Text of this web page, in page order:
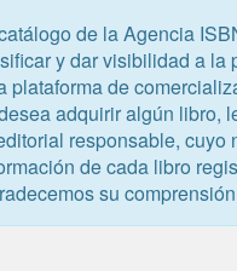
de la Agencia
y dar visibilidad a la
plataforma de
adquirir algún libro,
responsable, cuyo
de cada libro
su